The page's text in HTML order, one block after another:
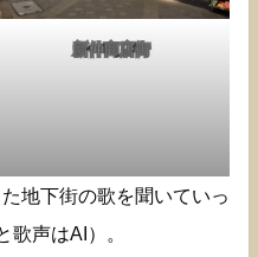
新仲商店街
地下街の歌を聞いていっ
歌声はAI）。